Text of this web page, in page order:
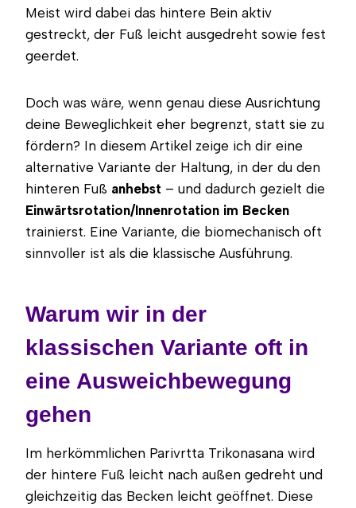
Meist wird dabei das hintere Bein aktiv
gestreckt, der Fuß leicht ausgedreht sowie fest
geerdet.
Doch was wäre, wenn genau diese Ausrichtung
deine Beweglichkeit eher begrenzt, statt sie zu
fördern? In diesem Artikel zeige ich dir eine
alternative Variante der Haltung, in der du den
hinteren Fuß anhebst – und dadurch gezielt die
Einwärtsrotation/Innenrotation im Becken
trainierst. Eine Variante, die biomechanisch oft
sinnvoller ist als die klassische Ausführung.
Warum wir in der
klassischen Variante oft in
eine Ausweichbewegung
gehen
Im herkömmlichen Parivrtta Trikonasana wird
der hintere Fuß leicht nach außen gedreht und
gleichzeitig das Becken leicht geöffnet. Diese